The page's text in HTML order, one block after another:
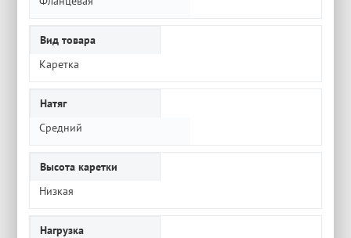
Вид товара
Каретка
Натяг
Средний
Высота каретки
Низкая
Нагрузка